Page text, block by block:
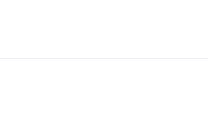
：深圳市华南装饰集团股份有限公司，报价：1838.